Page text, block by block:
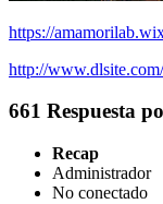
https://
http://
661 Respuesta
Recap
Administrador
No conectado